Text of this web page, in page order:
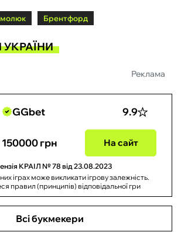
Брентфорд
Реклама
GGbet 9.9
150000 грн На сайт
КРАІЛ № 78 від 23.08.2023
іграх може викликати ігрову залежність.
правил (принципів) відповідальної гри
Всі букмекери